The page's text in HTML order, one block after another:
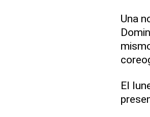
Una
El